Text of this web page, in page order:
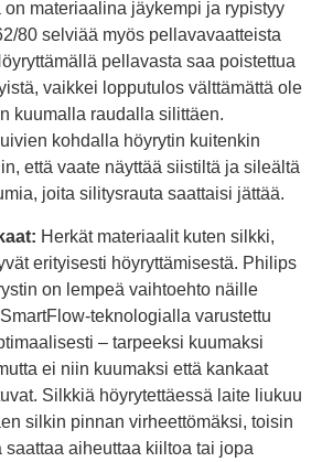
materiaalina jäykempi ja rypistyy
80 selviää myös pellavavaatteista
pellavasta saa poistettua
vaikkei lopputulos välttämättä ole
kuumalla raudalla silittäen.
kohdalla höyrytin kuitenkin
että vaate näyttää siistiltä ja sileältä
joita silitysrauta saattaisi jättää.
Herkät materiaalit kuten silkki,
erityisesti höyryttämisestä. Philips
on lempeä vaihtoehto näille
teknologialla varustettu
– tarpeeksi kuumaksi
ei niin kuumaksi että kankaat
Silkkiä höyrytettäessä laite liukuu
silkin pinnan virheettömäksi, toisin
saattaa aiheuttaa kiiltoa tai jopa